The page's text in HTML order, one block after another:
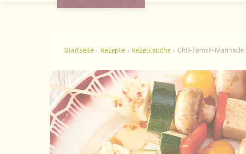
Startseite Rezepte Rezeptsuche Chili-Tamari-Marinade